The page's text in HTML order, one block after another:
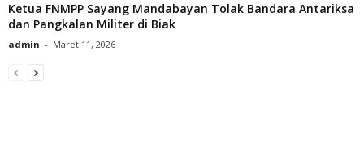
Ketua FNMPP Sayang Mandabayan Tolak Bandara Antariksa
dan Pangkalan Militer di Biak
admin - Maret 11, 2026